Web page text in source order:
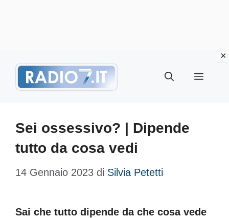
Menu
Sei ossessivo? | Dipende
tutto da cosa vedi
14 Gennaio 2023 di Silvia Petetti
Sai che tutto dipende da che cosa vede